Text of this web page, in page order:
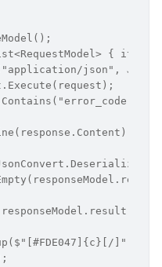
{ item
json",
]");